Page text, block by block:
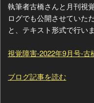
執筆者古橋さんと月刊視
ログでも公開させていた
と、テキスト形式で行いま
視覚障害-2022年9月号-古
ブログ記事を読む